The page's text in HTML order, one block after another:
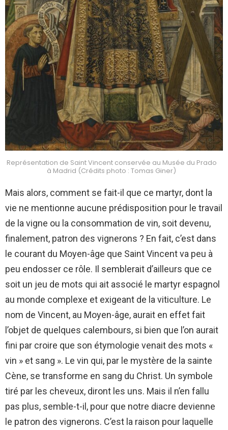
Représentation de Saint Vincent conservée au Musée du Prado
à Madrid (Crédits photo : Tomas Giner)
Mais alors, comment se fait-il que ce martyr, dont la
vie ne mentionne aucune prédisposition pour le travail
de la vigne ou la consommation de vin, soit devenu,
finalement, patron des vignerons ? En fait, c’est dans
le courant du Moyen-âge que Saint Vincent va peu à
peu endosser ce rôle. Il semblerait d’ailleurs que ce
soit un jeu de mots qui ait associé le martyr espagnol
au monde complexe et exigeant de la viticulture. Le
nom de Vincent, au Moyen-âge, aurait en effet fait
l’objet de quelques calembours, si bien que l’on aurait
fini par croire que son étymologie venait des mots «
vin » et sang ». Le vin qui, par le mystère de la sainte
Cène, se transforme en sang du Christ. Un symbole
tiré par les cheveux, diront les uns. Mais il n’en fallu
pas plus, semble-t-il, pour que notre diacre devienne
le patron des vignerons. C’est la raison pour laquelle